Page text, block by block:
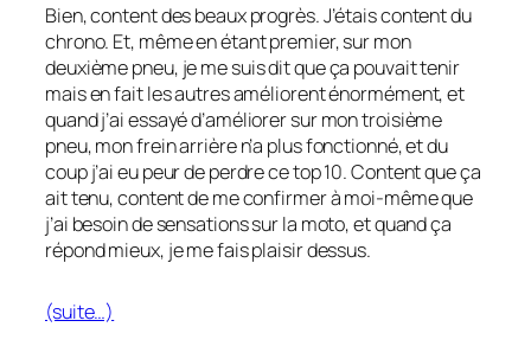
Bien, content des beaux progrès. J’étais content du
chrono. Et, même en étant premier, sur mon
deuxième pneu, je me suis dit que ça pouvait tenir
mais en fait les autres améliorent énormément, et
quand j’ai essayé d’améliorer sur mon troisième
pneu, mon frein arrière n’a plus fonctionné, et du
coup j’ai eu peur de perdre ce top 10. Content que ça
ait tenu, content de me confirmer à moi-même que
j’ai besoin de sensations sur la moto, et quand ça
répond mieux, je me fais plaisir dessus.
(suite…)